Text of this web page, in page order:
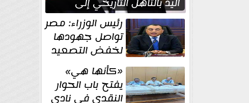
نصف نهائي كأس العالم
رئيس الوزراء: مصر
تواصل جهودها
لخفض التصعيد
والحفاظ على
الاستقرار الإقليمي«كأنها هي»
يفتح باب الحوار
النقدي في نادي